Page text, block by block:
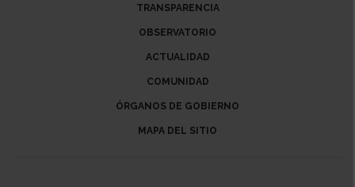
TRANSPARENCIA
OBSERVATORIO
ACTUALIDAD
COMUNIDAD
ÓRGANOS DE GOBIERNO
MAPA DEL SITIO